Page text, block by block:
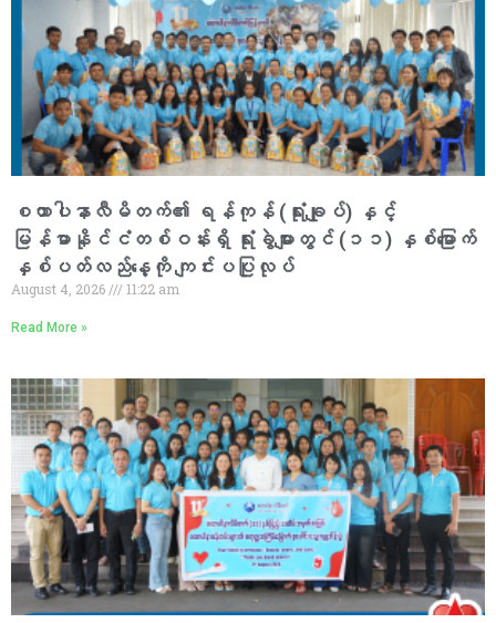
စထာပါနာလီမိတက်၏ ရန်ကုန် (ရုံးချုပ်) နှင့်
မြန်မာနိုင်ငံတစ်ဝန်းရှိ ရုံးခွဲများတွင် (၁၁) နှစ်မြောက်
နှစ်ပတ်လည်နေ့ကို ကျင်းပပြုလုပ်
August 4, 2026 11:22 am
Read More »